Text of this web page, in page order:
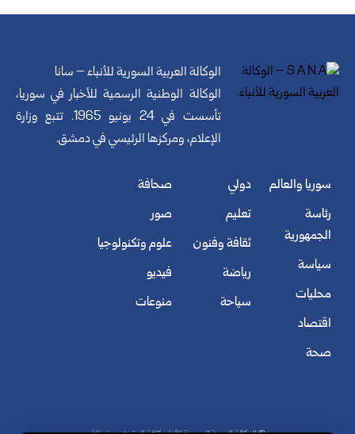
الوكالة العربية السورية للأنباء – سانا
الوكالة الوطنية الرسمية للأخبار في سوريا،
تأسست في 24 يونيو 1965. تتبع وزارة
الإعلام، ومركزها الرئيسي في دمشق.
سوريا والعالم
رئاسة
الجمهورية
سياسة
محليات
اقتصاد
صحة
دولي
تعليم
ثقافة وفنون
رياضة
سياحة
صحافة
صور
علوم وتكنولوجيا
فيديو
منوعات